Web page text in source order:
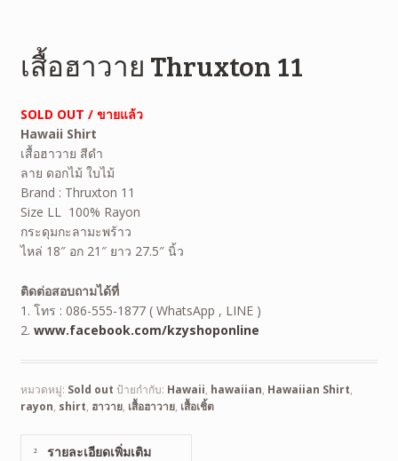
เสื้อฮาวาย Thruxton 11
SOLD OUT / ขายแล้ว
Hawaii Shirt
เสื้อฮาวาย สีดำ
ลาย ดอกไม้ ใบไม้
Brand : Thruxton 11
Size LL 100% Rayon
กระดุมกะลามะพร้าว
ไหล่ 18″ อก 21″ ยาว 27.5″ นิ้ว
ติดต่อสอบถามได้ที่
1. โทร : 086-555-1877 ( WhatsApp , LINE )
2. www.facebook.com/kzyshoponline
หมวดหมู่: Sold out ป้ายกำกับ: Hawaii, hawaiian, Hawaiian Shirt,
rayon, shirt, ฮาวาย, เสื้อฮาวาย, เสื้อเชิ้ต
รายละเอียดเพิ่มเติม